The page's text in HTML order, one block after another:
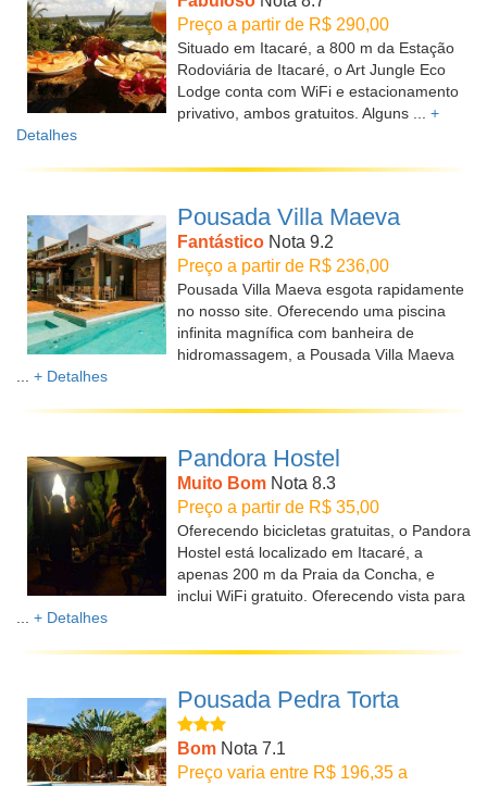
Preço a partir de R$ 290,00
Situado em Itacaré, a 800 m da Estação
Rodoviária de Itacaré, o Art Jungle Eco
Lodge conta com WiFi e estacionamento
privativo, ambos gratuitos. Alguns ... +
Detalhes
Pousada Villa Maeva
Fantástico Nota 9.2
Preço a partir de R$ 236,00
Pousada Villa Maeva esgota rapidamente
no nosso site. Oferecendo uma piscina
infinita magnífica com banheira de
hidromassagem, a Pousada Villa Maeva
+ Detalhes
Pandora Hostel
Muito Bom Nota 8.3
Preço a partir de R$ 35,00
Oferecendo bicicletas gratuitas, o Pandora
Hostel está localizado em Itacaré, a
apenas 200 m da Praia da Concha, e
inclui WiFi gratuito. Oferecendo vista para
+ Detalhes
Pousada Pedra Torta
Bom Nota 7.1
Preço varia entre R$ 196,35 a